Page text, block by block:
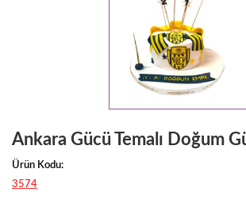
Ankara Gücü Temalı Doğum
Ürün Kodu:
3574